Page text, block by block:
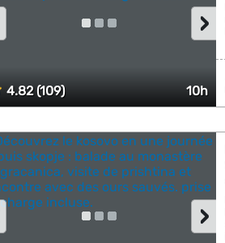
4.82 (109) 10h
›
›